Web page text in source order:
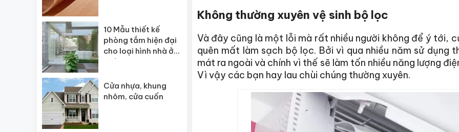
Không thường xuyên vệ sinh bộ lọc
Và đây cũng là một lỗi mà rất nhiều người không để ý tới,
quên mất làm sạch bộ lọc. Bởi vì qua nhiều năm sử dụng
mát ra ngoài và chính vì thế sẽ làm tốn nhiều năng lượng
Vì vậy các bạn hay lau chùi chúng thường xuyên.
10 Mẫu thiết kế
phòng tắm hiện đại
cho loại hình nhà ở
khác nhau
Cửa nhựa, khung
nhôm, cửa cuốn